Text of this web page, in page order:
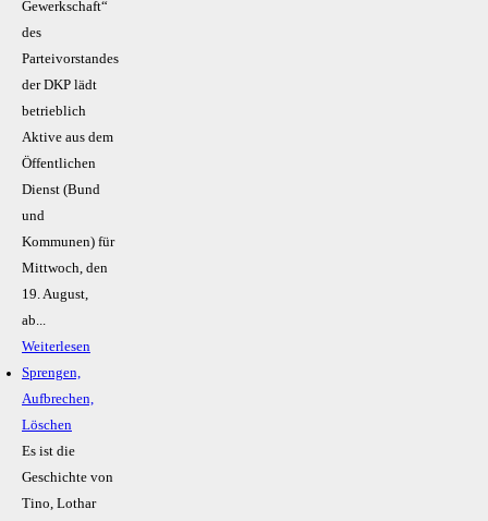
Gewerkschaft“
des
Parteivorstandes
der DKP lädt
betrieblich
Aktive aus dem
Öffentlichen
Dienst (Bund
und
Kommunen) für
Mittwoch, den
19. August,
ab...
Weiterlesen
Sprengen,
Aufbrechen,
Löschen
Es ist die
Geschichte von
Tino, Lothar